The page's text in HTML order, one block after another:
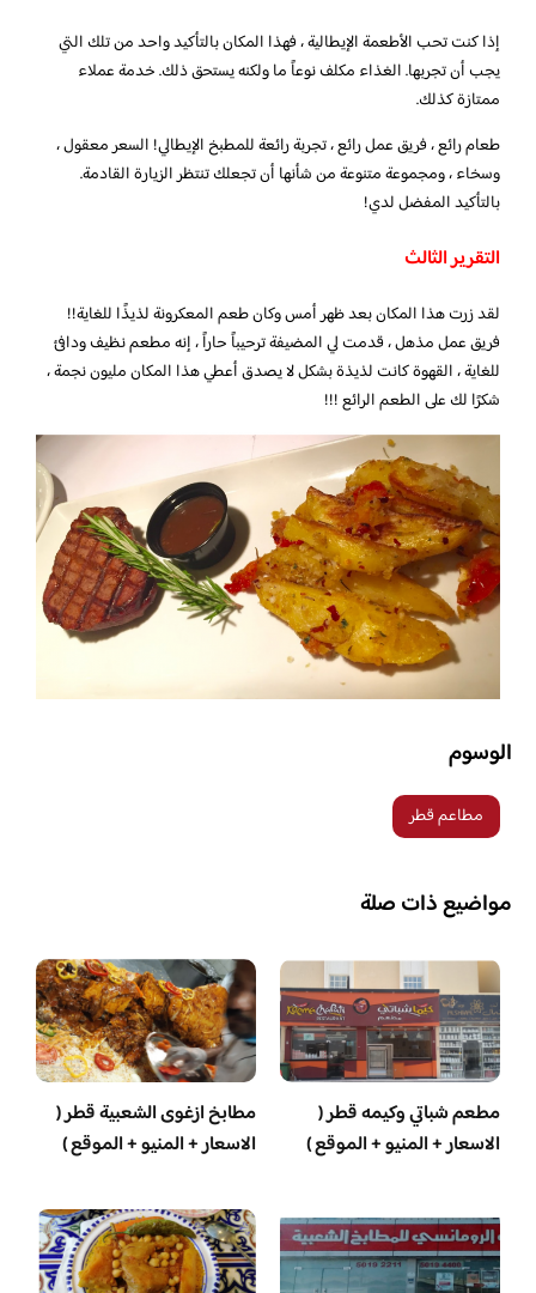
إذا كنت تحب الأطعمة الإيطالية ، فهذا المكان بالتأكيد واحد من تلك التي
يجب أن تجربها. الغذاء مكلف نوعاً ما ولكنه يستحق ذلك. خدمة عملاء
ممتازة كذلك.
طعام رائع ، فريق عمل رائع ، تجربة رائعة للمطبخ الإيطالي! السعر معقول ،
وسخاء ، ومجموعة متنوعة من شأنها أن تجعلك تنتظر الزيارة القادمة.
بالتأكيد المفضل لدي!
التقرير الثالث
لقد زرت هذا المكان بعد ظهر أمس وكان طعم المعكرونة لذيذًا للغاية!!
فريق عمل مذهل ، قدمت لي المضيفة ترحيباً حاراً ، إنه مطعم نظيف ودافئ
للغاية ، القهوة كانت لذيذة بشكل لا يصدق أعطي هذا المكان مليون نجمة ،
شكرًا لك على الطعم الرائع !!!
الوسوم
مطاعم قطر
مواضيع ذات صلة
مطعم شباتي وكيمه قطر (
الاسعار + المنيو + الموقع )
مطابخ ازغوى الشعبية قطر (
الاسعار + المنيو + الموقع )